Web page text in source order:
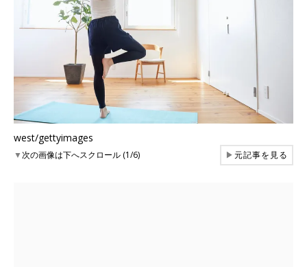
west/gettyimages
▼次の画像は下へスクロール (1/6) ▶元記事を見る